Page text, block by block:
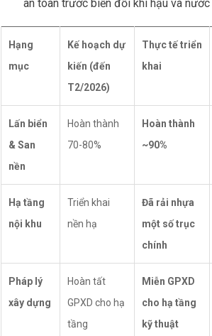
an toàn trước biến đổi khí hậu và
Hạng
mục
Kế hoạch dự
kiến (đến
T2/2026)
Thực tế triển
khai
Lấn biển
& San
nền
Hoàn thành
70-80%
Hoàn thành
~90%
Hạ tầng
nội khu
Triển khai
nền hạ
Đã rải nhựa
một số trục
chính
Pháp lý
xây dựng
Hoàn tất
GPXD cho hạ
tầng
Miễn GPXD
cho hạ tầng
kỹ thuật